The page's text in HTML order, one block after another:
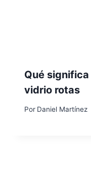
Qué
vidrio rotas
Por Daniel Martínez